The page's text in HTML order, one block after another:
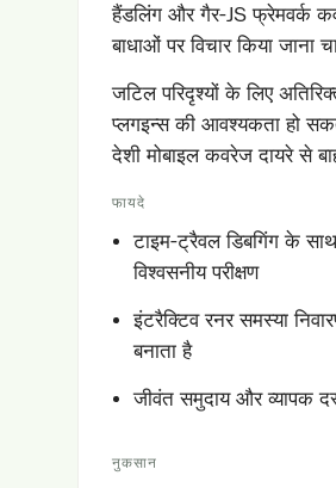
हैंडलिंग और गैर-JS फ्रेमवर्क
बाधाओं पर विचार किया जाना
जटिल परिदृश्यों के लिए
प्लगइन्स की आवश्यकता हो
देशी मोबाइल कवरेज दायरे से
फायदे
टाइम-ट्रैवल डिबगिंग के
विश्वसनीय परीक्षण
इंटरैक्टिव रनर समस्या
बनाता है
जीवंत समुदाय और व्यापक
नुकसान